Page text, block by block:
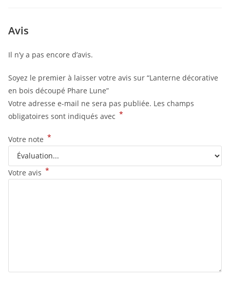
Avis
Il n’y a pas encore d’avis.
Soyez le premier à laisser votre avis sur “Lanterne décorative
en bois découpé Phare Lune”
Votre adresse e-mail ne sera pas publiée. Les champs
obligatoires sont indiqués avec *
Votre note *
Votre avis *